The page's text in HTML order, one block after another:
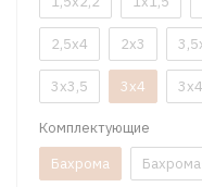
2,5x4 2x3
3x3,5 3x4
Комплектующие
Бахрома